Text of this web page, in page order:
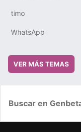
timo
WhatsApp
VER MÁS TEMAS